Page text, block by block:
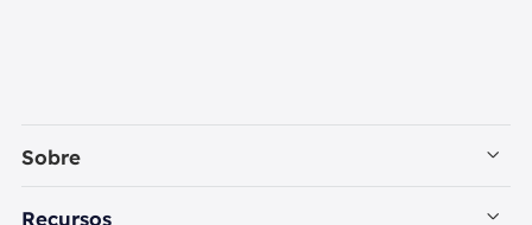
Sobre
Empresa
Recursos